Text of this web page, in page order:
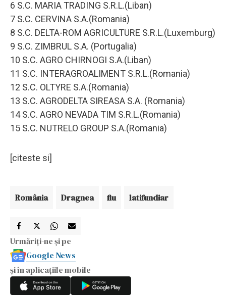
6 S.C. MARIA TRADING S.R.L.(Liban)
7 S.C. CERVINA S.A.(Romania)
8 S.C. DELTA-ROM AGRICULTURE S.R.L.(Luxemburg)
9 S.C. ZIMBRUL S.A. (Portugalia)
10 S.C. AGRO CHIRNOGI S.A.(Liban)
11 S.C. INTERAGROALIMENT S.R.L.(Romania)
12 S.C. OLTYRE S.A.(Romania)
13 S.C. AGRODELTA SIREASA S.A. (Romania)
14 S.C. AGRO NEVADA TIM S.R.L.(Romania)
15 S.C. NUTRELO GROUP S.A.(Romania)
[citeste si]
România Dragnea fiu latifundiar
Urmăriți-ne și pe
Google News
și în aplicațiile mobile